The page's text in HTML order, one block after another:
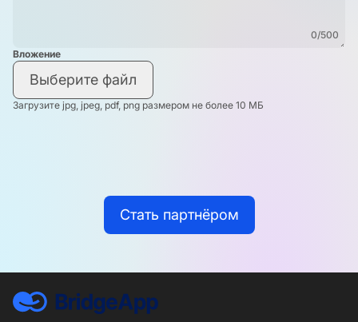
0/500
Вложение
Выберите файл
Загрузите jpg, jpeg, pdf, png размером не более 10 МБ
Стать партнёром